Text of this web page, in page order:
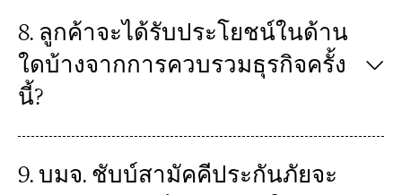
8. ลูกค้าจะได้รับประโยชน์ในด้าน
ใดบ้างจากการควบรวมธุรกิจครั้ง
นี้?
9. บมจ. ชับบ์สามัคคีประกันภัยจะ